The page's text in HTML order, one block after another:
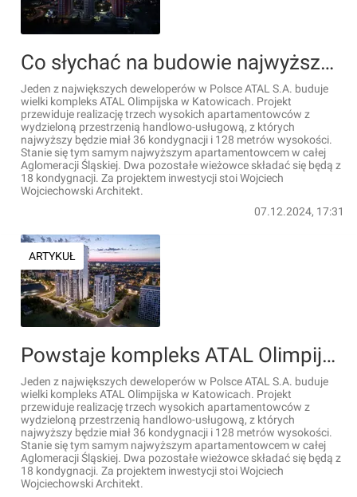
Co słychać na budowie najwyższego budynku w Katowicach i woj. śląskim? [FILM]
Jeden z największych deweloperów w Polsce ATAL S.A. buduje
wielki kompleks ATAL Olimpijska w Katowicach. Projekt
przewiduje realizację trzech wysokich apartamentowców z
wydzieloną przestrzenią handlowo-usługową, z których
najwyższy będzie miał 36 kondygnacji i 128 metrów wysokości.
Stanie się tym samym najwyższym apartamentowcem w całej
Aglomeracji Śląskiej. Dwa pozostałe wieżowce składać się będą z
18 kondygnacji. Za projektem inwestycji stoi Wojciech
Wojciechowski Architekt.
07.12.2024, 17:31
ARTYKUŁ
Powstaje kompleks ATAL Olimpijska z najwyższym budynkiem w Katowicach [FILM+WIZUALIZACJE]
Jeden z największych deweloperów w Polsce ATAL S.A. buduje
wielki kompleks ATAL Olimpijska w Katowicach. Projekt
przewiduje realizację trzech wysokich apartamentowców z
wydzieloną przestrzenią handlowo-usługową, z których
najwyższy będzie miał 36 kondygnacji i 128 metrów wysokości.
Stanie się tym samym najwyższym apartamentowcem w całej
Aglomeracji Śląskiej. Dwa pozostałe wieżowce składać się będą z
18 kondygnacji. Za projektem inwestycji stoi Wojciech
Wojciechowski Architekt.